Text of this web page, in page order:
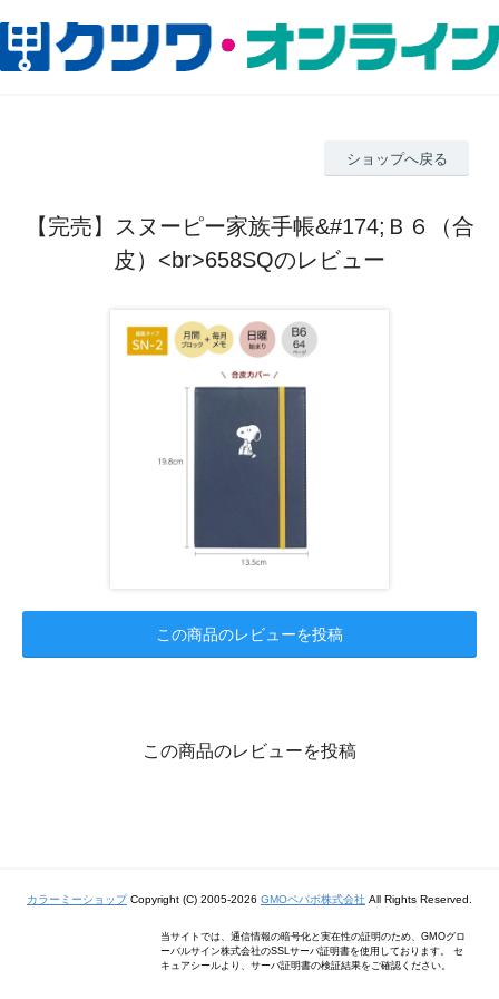
ショップへ戻る
【完売】スヌーピー家族手帳&#174;Ｂ６（合
皮）<br>658SQのレビュー
この商品のレビューを投稿
この商品のレビューを投稿
カラーミーショップCopyright (C) 2005-2026 GMOペパボ株式会社 All Rights Reserved.
当サイトでは、通信情報の暗号化と実在性の証明のため、GMOグロ
ーバルサイン株式会社のSSLサーバ証明書を使用しております。 セ
キュアシールより、サーバ証明書の検証結果をご確認ください。